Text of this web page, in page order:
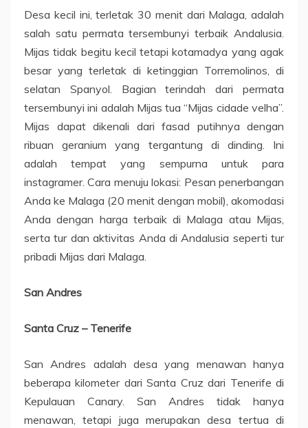
Desa kecil ini, terletak 30 menit dari Malaga, adalah
salah satu permata tersembunyi terbaik Andalusia.
Mijas tidak begitu kecil tetapi kotamadya yang agak
besar yang terletak di ketinggian Torremolinos, di
selatan Spanyol. Bagian terindah dari permata
tersembunyi ini adalah Mijas tua “Mijas cidade velha”.
Mijas dapat dikenali dari fasad putihnya dengan
ribuan geranium yang tergantung di dinding. Ini
adalah tempat yang sempurna untuk para
instagramer. Cara menuju lokasi: Pesan penerbangan
Anda ke Malaga (20 menit dengan mobil), akomodasi
Anda dengan harga terbaik di Malaga atau Mijas,
serta tur dan aktivitas Anda di Andalusia seperti tur
pribadi Mijas dari Malaga.
San Andres
Santa Cruz – Tenerife
San Andres adalah desa yang menawan hanya
beberapa kilometer dari Santa Cruz dari Tenerife di
Kepulauan Canary. San Andres tidak hanya
menawan, tetapi juga merupakan desa tertua di